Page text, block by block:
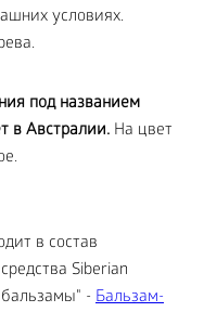
условиях.
под названием
в Австралии. На цвет
в состав
Siberian
- Бальзам-